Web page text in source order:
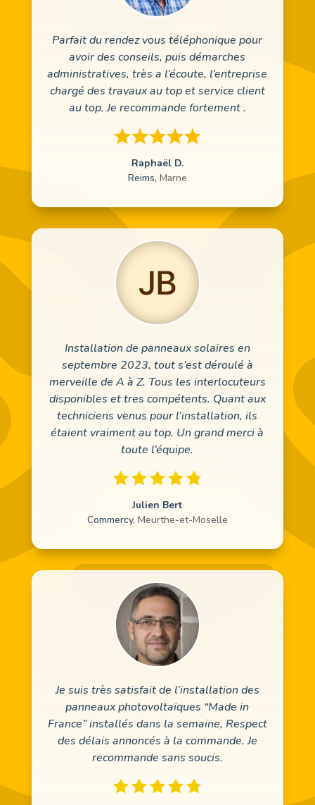
Parfait du rendez vous téléphonique pour
avoir des conseils, puis démarches
administratives, très a l’écoute, l’entreprise
chargé des travaux au top et service client
au top. Je recommande fortement .
Raphaël D.
Reims, Marne
Installation de panneaux solaires en
septembre 2023, tout s’est déroulé à
merveille de A à Z. Tous les interlocuteurs
disponibles et tres compétents. Quant aux
techniciens venus pour l’installation, ils
étaient vraiment au top. Un grand merci à
toute l’équipe.
Julien Bert
Commercy, Meurthe-et-Moselle
Je suis très satisfait de l’installation des
panneaux photovoltaïques “Made in
France” installés dans la semaine, Respect
des délais annoncés à la commande. Je
recommande sans soucis.